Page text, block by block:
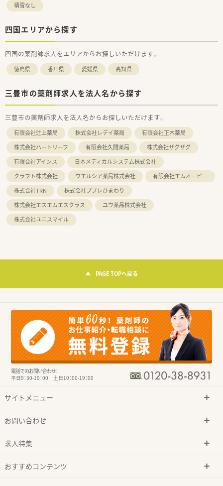
積雪なし
四国エリアから探す
四国の薬剤師求人をエリアからお探しいただけます。
徳島県 香川県 愛媛県 高知県
三豊市の薬剤師求人を法人名から探す
三豊市の薬剤師求人を法人名からお探しいただけます。
有限会社辻上薬局 株式会社レデイ薬局
有限会社正木薬局
株式会社ハートリーフ
有限会社久間薬局
株式会社ザグザグ
有限会社アインス
日本メディカルシステム株式会社
クラフト株式会社
ウエルシア薬局株式会社
有限会社エムオーピー
株式会社TRN
株式会社ププレひまわり
株式会社エスエムエスクラス
ユウ薬品株式会社
株式会社ユニスマイル
PAGE TOPへ戻る
電話でのお問い合わせ：
平日9：30-19：00 土日10：00-19：00
サイトメニュー
お問い合わせ
求人特集
おすすめコンテンツ